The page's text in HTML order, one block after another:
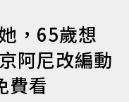
，65歲想
阿尼改編動
費看